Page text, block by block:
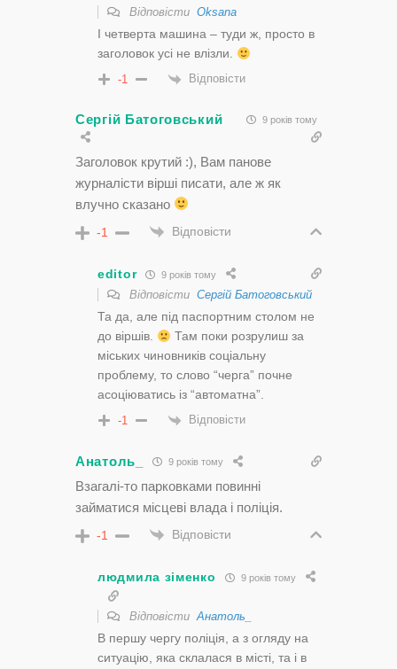
Відповісти Oksana
І четверта машина – туди ж, просто в
заголовок усі не влізли.
-1 Відповісти
Сергій Батоговський 9 років тому
Заголовок крутий :), Вам панове
журналісти вірші писати, але ж як
влучно сказано
-1 Відповісти
editor 9 років тому
Відповісти Сергій Батоговський
Та да, але під паспортним столом не
до віршів.
Там поки розрулиш за
міських чиновників соціальну
проблему, то слово “черга” почне
асоціюватись із “автоматна”.
-1 Відповісти
Анатоль_ 9 років тому
Взагалі-то парковками повинні
займатися місцеві влада і поліція.
-1 Відповісти
людмила зіменко 9 років тому
ВідповістиАнатоль_
В першу чергу поліція, а з огляду на
ситуацію, яка склалася в місті, та і в